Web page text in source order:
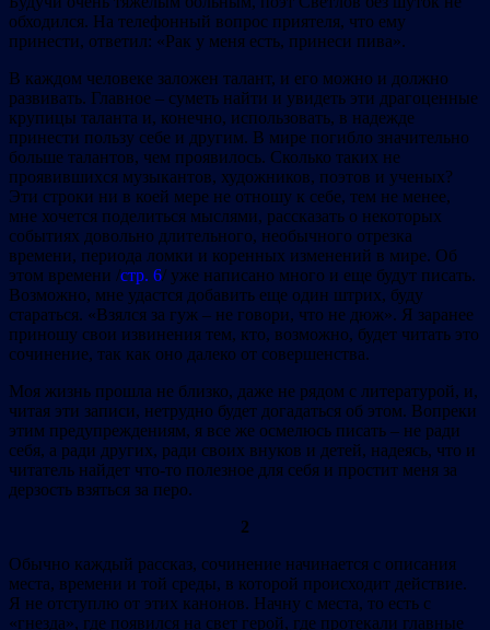
обходился. На телефонный вопрос приятеля, что ему
принести, ответил: «Рак у меня есть, принеси пива».
В каждом человеке заложен талант, и его можно и должно
развивать. Главное – суметь найти и увидеть эти драгоценные
крупицы таланта и, конечно, использовать, в надежде
принести пользу себе и другим. В мире погибло значительно
больше талантов, чем проявилось. Сколько таких не
проявившихся музыкантов, художников, поэтов и ученых?
Эти строки ни в коей мере не отношу к себе, тем не менее,
мне хочется поделиться мыслями, рассказать о некоторых
событиях довольно длительного, необычного отрезка
времени, периода ломки и коренных изменений в мире. Об
этом времени /стр. 6/ уже написано много и еще будут писать.
Возможно, мне удастся добавить еще один штрих, буду
стараться. «Взялся за гуж – не говори, что не дюж». Я заранее
приношу свои извинения тем, кто, возможно, будет читать это
сочинение, так как оно далеко от совершенства.
Моя жизнь прошла не близко, даже не рядом с литературой, и,
читая эти записи, нетрудно будет догадаться об этом. Вопреки
этим предупреждениям, я все же осмелюсь писать – не ради
себя, а ради других, ради своих внуков и детей, надеясь, что и
читатель найдет что-то полезное для себя и простит меня за
дерзость взяться за перо.
2
Обычно каждый рассказ, сочинение начинается с описания
места, времени и той среды, в которой происходит действие.
Я не отступлю от этих канонов. Начну с места, то есть с
«гнезда», где появился на свет герой, где протекали главные